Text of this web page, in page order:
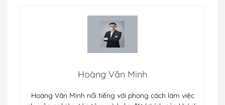
Hoàng Văn Minh
Hoàng Văn Minh nổi tiếng với phong cách làm việc